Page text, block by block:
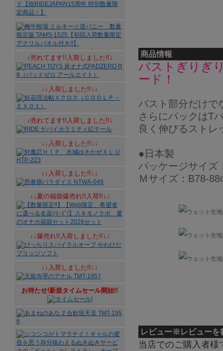
商品情報
バストぎりぎ
ード！
バスト部分だけで
さらにバックはT
良く伸びるストレ
●日本製
パッケージサイズ
Ｍサイズ：B78-
レビュー※レビューを
当店でのご購入者
↓売れてます!!入荷しました!!↓
↓↓入荷しました!!↓↓
↓売れてます!!入荷しました!!↓
↓↓入荷しました!!↓↓
↓↓入荷しました!!↓↓
↓↓夏の福袋爆売れ!!入荷!!↓↓
↓↓爆売れ!!入荷しました!!↓↓
↓↓入荷しました!!↓↓
お待たせ!新規タイムセール開始!!